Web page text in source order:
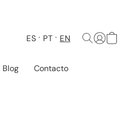
ES PT EN
Blog Contacto